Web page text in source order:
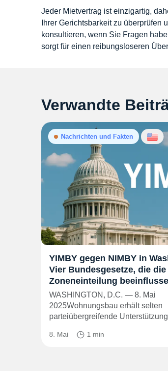
Jeder Mietvertrag ist einzigartig,
Ihrer Gerichtsbarkeit zu
konsultieren, wenn Sie Fragen
sorgt für einen reibungsloseren
Verwandte
Nachrichten und Fakten
YIMBY gegen NIMBY in
Vier Bundesgesetze, die
Zoneneinteilung
WASHINGTON, D.C. — 8. Mai
2025Wohnungsbau erhält selten
parteiübergreifende
8. Mai 1 min